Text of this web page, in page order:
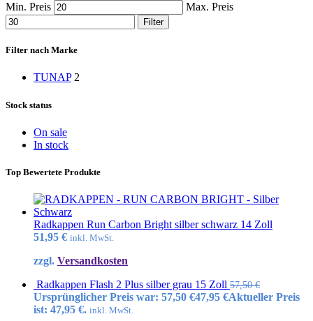
Min. Preis Max. Preis
Filter
Filter nach Marke
TUNAP 2
Stock status
On sale
In stock
Top Bewertete Produkte
Radkappen Run Carbon Bright silber schwarz 14 Zoll
51,95 € inkl. MwSt.
zzgl. Versandkosten
Radkappen Flash 2 Plus silber grau 15 Zoll 57,50€
Ursprünglicher Preis war: 57,50 €47,95 €Aktueller Preis
ist: 47,95 €. inkl. MwSt.